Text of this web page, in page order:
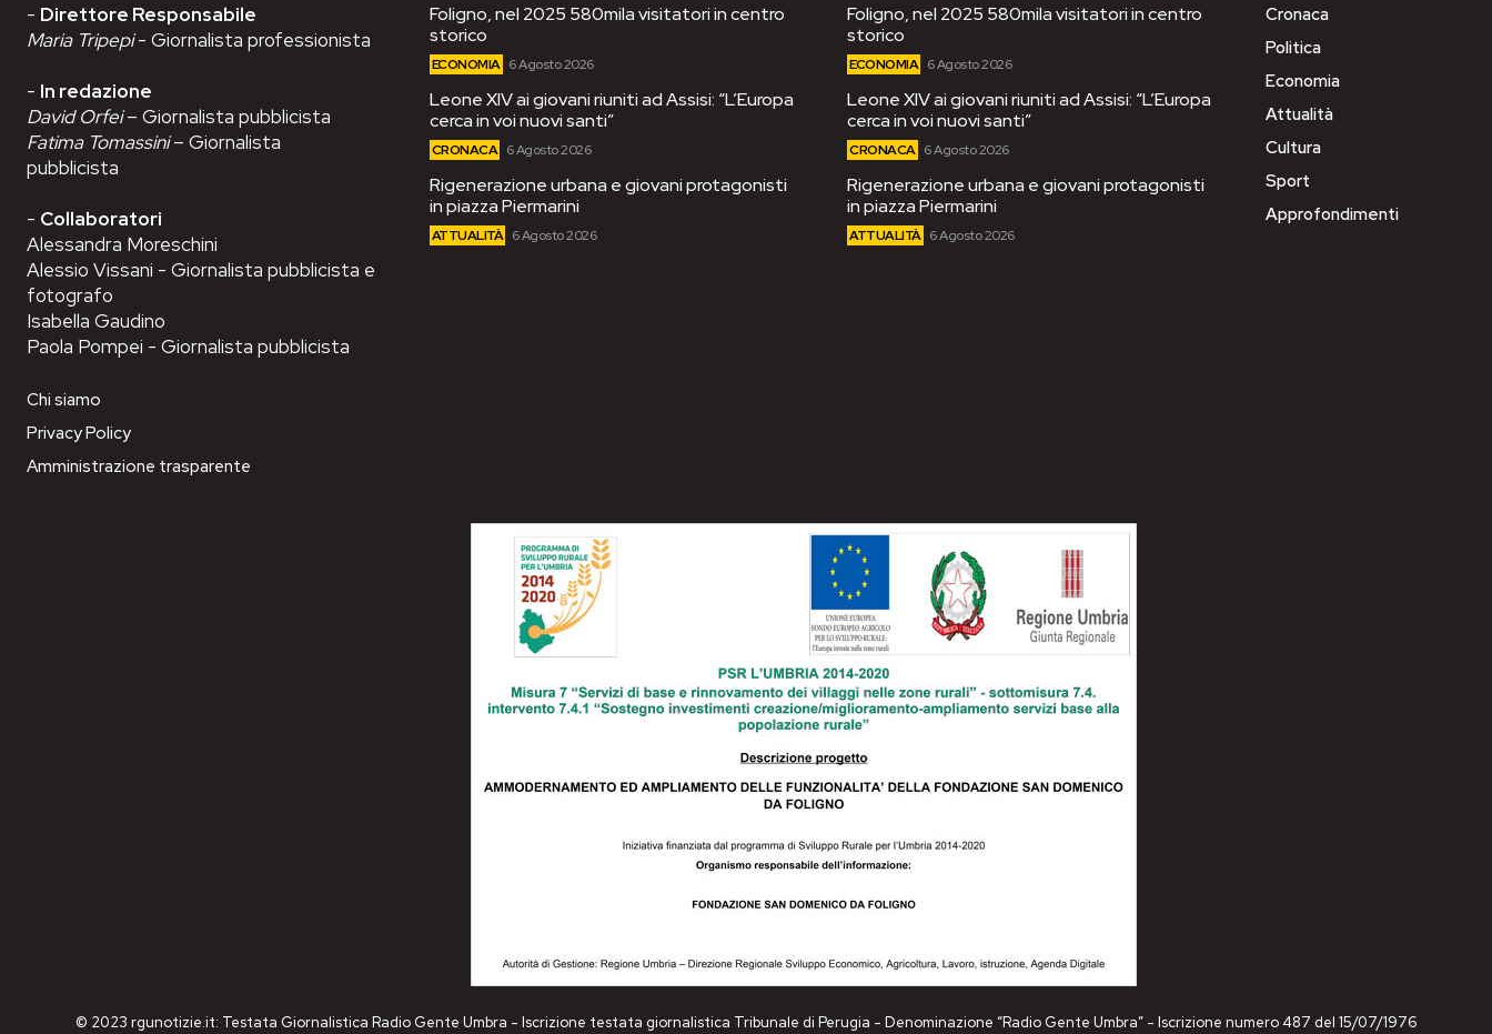
- Direttore Responsabile
Maria Tripepi- Giornalista professionista
- In redazione
David Orfei– Giornalista pubblicista
Fatima Tomassini– Giornalista
pubblicista
- Collaboratori
Alessandra Moreschini
Alessio Vissani - Giornalista pubblicista e
fotografo
Isabella Gaudino
Paola Pompei - Giornalista pubblicista
Chi siamo
Privacy Policy
Amministrazione trasparente
Foligno, nel 2025 580mila visitatori in centro
storico
ECONOMIA 6 Agosto 2026
Leone XIV ai giovani riuniti ad Assisi: “L’Europa
cerca in voi nuovi santi”
CRONACA 6 Agosto 2026
Rigenerazione urbana e giovani protagonisti
in piazza Piermarini
ATTUALITÀ 6 Agosto 2026
Foligno, nel 2025 580mila visitatori in centro
storico
ECONOMIA 6 Agosto 2026
Leone XIV ai giovani riuniti ad Assisi: “L’Europa
cerca in voi nuovi santi”
CRONACA 6 Agosto 2026
Rigenerazione urbana e giovani protagonisti
in piazza Piermarini
ATTUALITÀ 6 Agosto 2026
Cronaca
Politica
Economia
Attualità
Cultura
Sport
Approfondimenti
© 2023 rgunotizie.it: Testata Giornalistica Radio Gente Umbra - Iscrizione testata giornalistica Tribunale di Perugia - Denominazione “Radio Gente Umbra” - Iscrizione numero 487 del 15/07/1976